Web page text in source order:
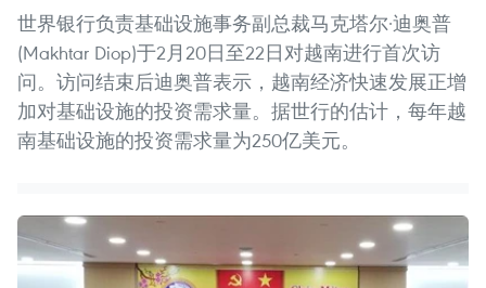
世界银行负责基础设施事务副总裁马克塔尔·迪奥普
(Makhtar Diop)于2月20日至22日对越南进行首次访
问。访问结束后迪奥普表示，越南经济快速发展正增
加对基础设施的投资需求量。据世行的估计，每年越
南基础设施的投资需求量为250亿美元。